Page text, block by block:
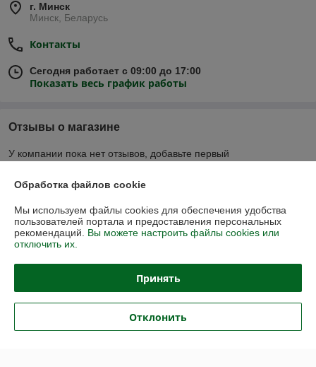
г. Минск
Минск, Беларусь
Контакты
Сегодня работает с 09:00 до 17:00
Показать весь график работы
Отзывы о магазине
У компании пока нет отзывов, добавьте первый
Контакты
Доставка и оплата
График работы
Полная версия сайта
Обработка файлов cookie
Мы используем файлы cookies для обеспечения удобства
пользователей портала и предоставления персональных
рекомендаций. Вы можете настроить файлы cookies или
отключить их.
Принять
Отклонить